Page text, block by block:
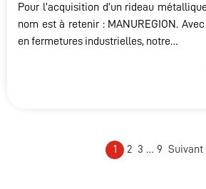
Pour l’acquisition d’un rideau
nom est à retenir : MANUREGION.
en fermetures industrielles, notre…
1 2 3 … 9 Suivant